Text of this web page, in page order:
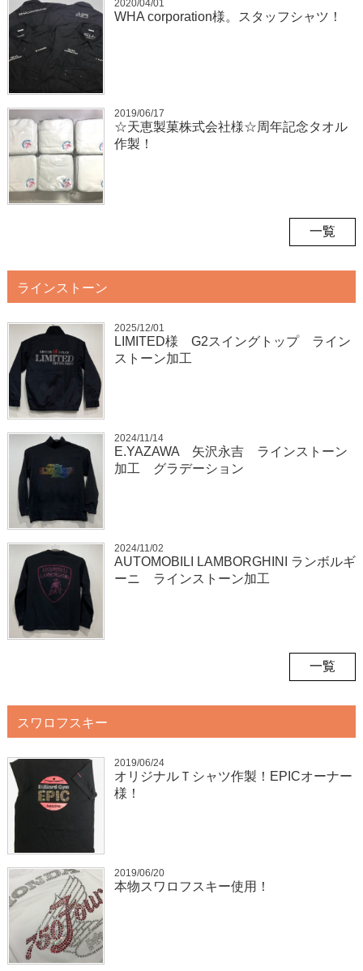
2020/04/01
WHA corporation様。スタッフシャツ！
2019/06/17
☆天恵製菓株式会社様☆周年記念タオル
作製！
一覧
ラインストーン
2025/12/01
LIMITED様 G2スイングトップ ライン
ストーン加工
2024/11/14
E.YAZAWA 矢沢永吉 ラインストーン
加工 グラデーション
2024/11/02
AUTOMOBILI LAMBORGHINI ランボルギ
ーニ ラインストーン加工
一覧
スワロフスキー
2019/06/24
オリジナルＴシャツ作製！EPICオーナー
様！
2019/06/20
本物スワロフスキー使用！